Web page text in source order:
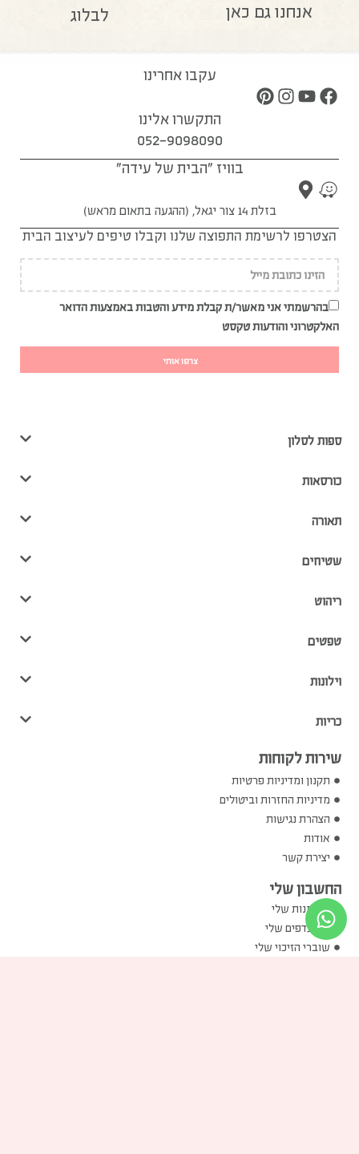
אנחנו גם כאן לבלוג
עקבו אחרינו
התקשרו אלינו
052-9098090
בוויז "הבית של עידה"
בזלת 14 צור יגאל, (ההגעה בתאום מראש)
הצטרפו לרשימת התפוצה שלנו וקבלו טיפים לעיצוב הבית
בהרשמתי אני מאשר/ת קבלת מידע והטבות באמצעות הדואר
האלקטרוני והודעות טקסט
צרפו אותי
ספות לסלון
כורסאות
תאורה
שטיחים
ריהוט
טפטים
וילונות
כריות
שירות לקוחות
תקנון ומדיניות פרטיות
מדיניות החזרות וביטולים
הצהרת נגישות
אודות
יצירת קשר
החשבון שלי
ההזמנות שלי
המועדפים שלי
שוברי הזיכוי שלי